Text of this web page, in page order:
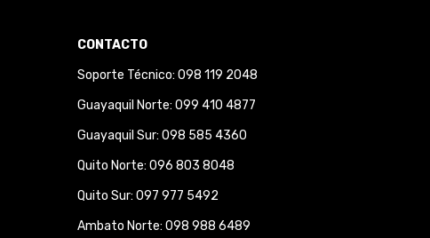
CONTACTO
Soporte Técnico: 098 119 2048
Guayaquil Norte: 099 410 4877
Guayaquil Sur: 098 585 4360
Quito Norte: 096 803 8048
Quito Sur: 097 977 5492
Ambato Norte: 098 988 6489